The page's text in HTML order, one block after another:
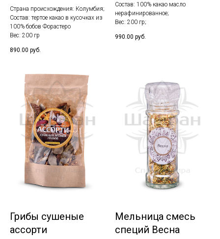
Страна происхождения: Колумбия;
Состав: тертое какао в кусочках из
100% бобов Форастеро
Вес: 200 гр
890.00 руб.
Состав: 100% какао масло
нерафинированное;
Вес: 200 гр;
990.00 руб.
Грибы сушеные
ассорти
Мельница смесь
специй Весна